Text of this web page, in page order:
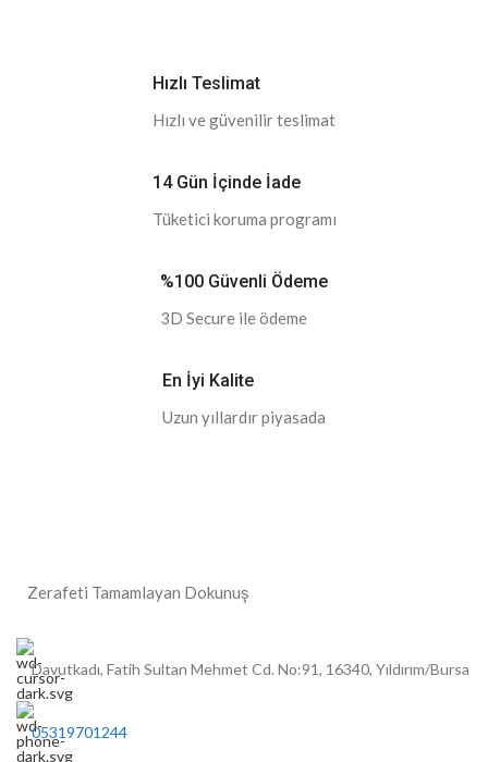
Hızlı Teslimat
Hızlı ve güvenilir teslimat
14 Gün İçinde İade
Tüketici koruma programı
%100 Güvenli Ödeme
3D Secure ile ödeme
En İyi Kalite
Uzun yıllardır piyasada
Zerafeti Tamamlayan Dokunuş
Davutkadı, Fatih Sultan Mehmet Cd. No:91, 16340, Yıldırım/Bursa
05319701244